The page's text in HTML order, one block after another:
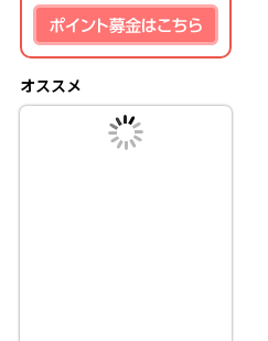
オススメ